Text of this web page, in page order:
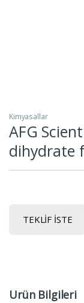
Kimyasallar
AFG
dihydrate
TEKLIF İSTE
Ürün Bilgileri